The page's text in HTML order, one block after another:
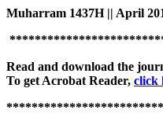
Muharram 1437H || April
Read and download the
To get Acrobat Reader, click